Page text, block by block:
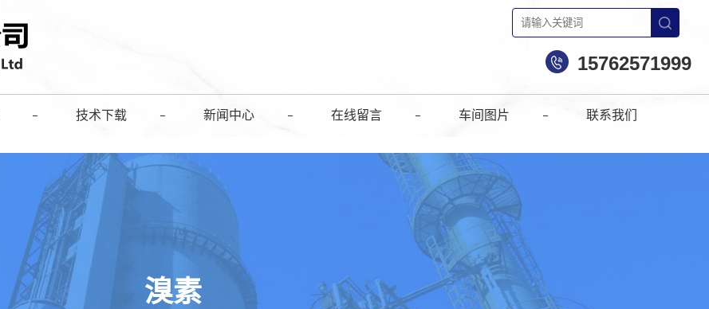
15762571999
技术下载 新闻中心 在线留言 车间图片 联系我们
溴素